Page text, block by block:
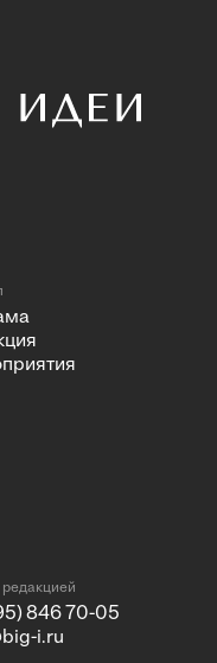
редакцией
846 70-05
i.ru